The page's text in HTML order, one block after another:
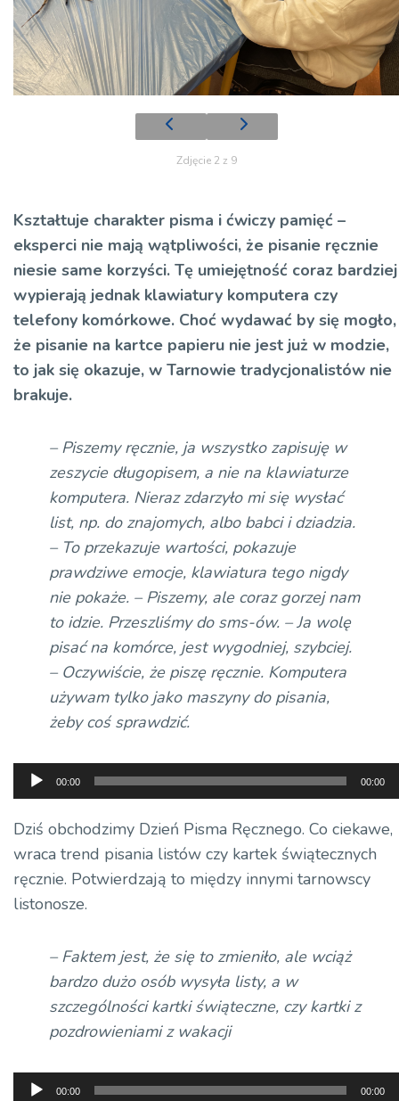
Zdjęcie 2 z 9
Kształtuje charakter pisma i ćwiczy pamięć –
eksperci nie mają wątpliwości, że pisanie ręcznie
niesie same korzyści. Tę umiejętność coraz bardziej
wypierają jednak klawiatury komputera czy
telefony komórkowe. Choć wydawać by się mogło,
że pisanie na kartce papieru nie jest już w modzie,
to jak się okazuje, w Tarnowie tradycjonalistów nie
brakuje.
– Piszemy ręcznie, ja wszystko zapisuję w
zeszycie długopisem, a nie na klawiaturze
komputera. Nieraz zdarzyło mi się wysłać
list, np. do znajomych, albo babci i dziadzia.
– To przekazuje wartości, pokazuje
prawdziwe emocje, klawiatura tego nigdy
nie pokaże. – Piszemy, ale coraz gorzej nam
to idzie. Przeszliśmy do sms-ów. – Ja wolę
pisać na komórce, jest wygodniej, szybciej.
– Oczywiście, że piszę ręcznie. Komputera
używam tylko jako maszyny do pisania,
żeby coś sprawdzić.
Odtwarzacz
plików
dźwiękowych
00:00 00:00
Dziś obchodzimy Dzień Pisma Ręcznego. Co ciekawe,
wraca trend pisania listów czy kartek świątecznych
ręcznie. Potwierdzają to między innymi tarnowscy
listonosze.
– Faktem jest, że się to zmieniło, ale wciąż
bardzo dużo osób wysyła listy, a w
szczególności kartki świąteczne, czy kartki z
pozdrowieniami z wakacji
Odtwarzacz
00:00 00:00